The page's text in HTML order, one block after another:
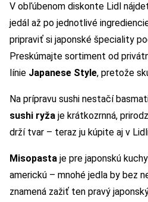
V obľúbenom diskonte Lidl
jedál až po jednotlivé
pripraviť si japonské špeciality
Preskúmajte sortiment od
línie Japanese Style, pretože
Na prípravu sushi nestačí
sushi ryža je krátkozrnná,
drží tvar – teraz ju kúpite aj v
Misopasta je pre japonskú
americkú – mnohé jedla by bez
znamená zažiť ten pravý